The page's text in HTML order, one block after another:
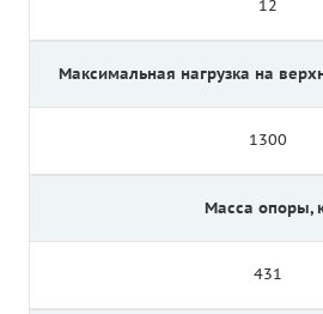
12
Максимальная нагрузка на
1300
Масса опоры,
431